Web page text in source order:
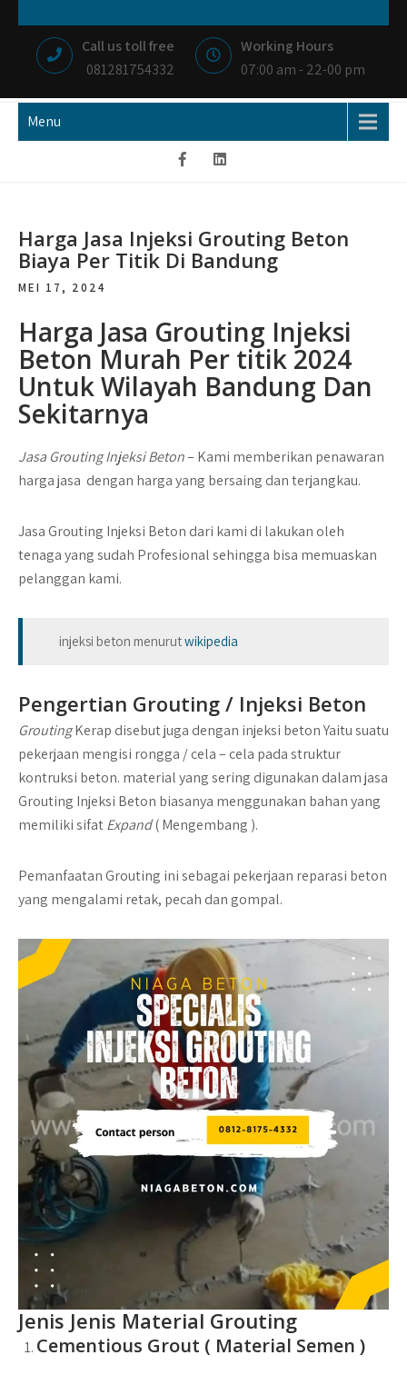
content
NIAGA BETON
MEMBANGUN NEGRI DENGAN IKHLAS HATI
Call us toll free
081281754332
Working Hours
07:00 am - 22-00 pm
Menu
Harga Jasa Injeksi Grouting Beton
Biaya Per Titik Di Bandung
MEI 17, 2024
Harga Jasa Grouting Injeksi
Beton Murah Per titik 2024
Untuk Wilayah Bandung Dan
Sekitarnya
Jasa Grouting Injeksi Beton– Kami memberikan penawaran
harga jasa dengan harga yang bersaing dan terjangkau.
Jasa Grouting Injeksi Beton dari kami di lakukan oleh
tenaga yang sudah Profesional sehingga bisa memuaskan
pelanggan kami.
injeksi beton menurutwikipedia
Pengertian Grouting / Injeksi Beton
GroutingKerap disebut juga dengan injeksi beton Yaitu suatu
pekerjaan mengisi rongga / cela – cela pada struktur
kontruksi beton. material yang sering digunakan dalam jasa
Grouting Injeksi Beton biasanya menggunakan bahan yang
memiliki sifatExpand( Mengembang ).
Pemanfaatan Grouting ini sebagai pekerjaan reparasi beton
yang mengalami retak, pecah dan gompal.
Jenis Jenis Material Grouting
Cementious Grout ( Material Semen )